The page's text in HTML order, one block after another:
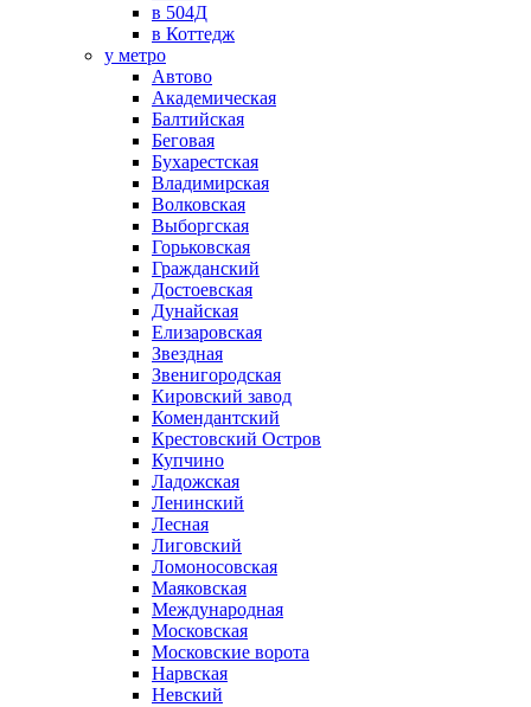
в 504Д
в Коттедж
у метро
Автово
Академическая
Балтийская
Беговая
Бухарестская
Владимирская
Волковская
Выборгская
Горьковская
Гражданский
Достоевская
Дунайская
Елизаровская
Звездная
Звенигородская
Кировский завод
Комендантский
Крестовский Остров
Купчино
Ладожская
Ленинский
Лесная
Лиговский
Ломоносовская
Маяковская
Международная
Московская
Московские ворота
Нарвская
Невский